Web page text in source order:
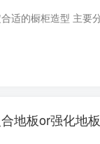
地板or强化地板